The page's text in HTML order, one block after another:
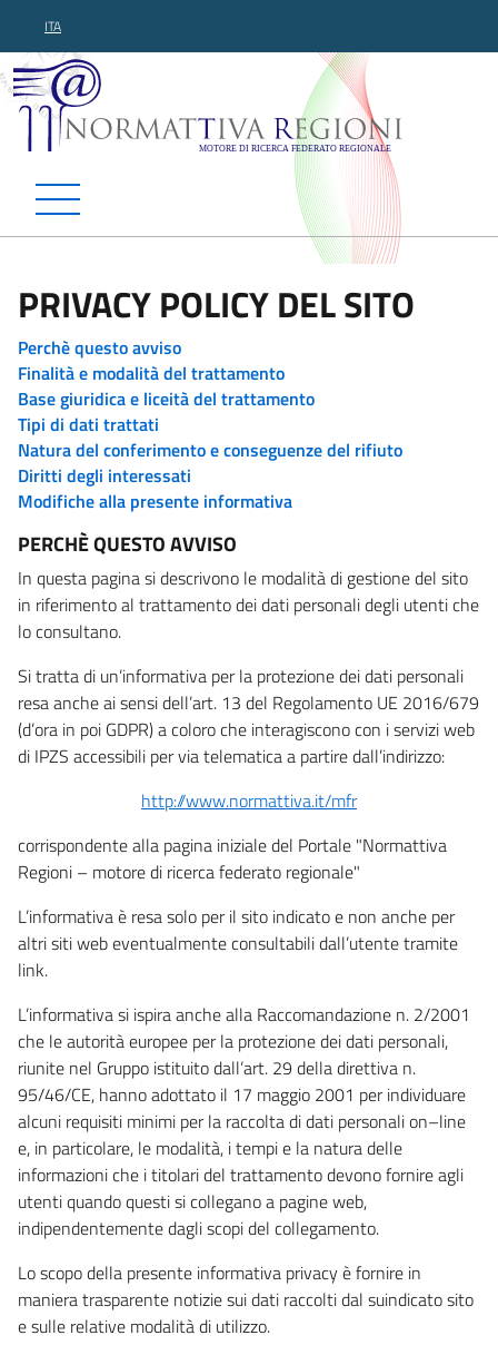
ITA
Normattiva Regioni -
PRIVACY POLICY DEL SITO
Perchè questo avviso
Finalità e modalità del trattamento
Base giuridica e liceità del trattamento
Tipi di dati trattati
Natura del conferimento e conseguenze del rifiuto
Diritti degli interessati
Modifiche alla presente informativa
PERCHÈ QUESTO AVVISO
In questa pagina si descrivono le modalità di gestione del sito
in riferimento al trattamento dei dati personali degli utenti che
lo consultano.
Si tratta di un’informativa per la protezione dei dati personali
resa anche ai sensi dell’art. 13 del Regolamento UE 2016/679
(d’ora in poi GDPR) a coloro che interagiscono con i servizi web
di IPZS accessibili per via telematica a partire dall’indirizzo:
http://www.normattiva.it/mfr
corrispondente alla pagina iniziale del Portale "Normattiva
Regioni – motore di ricerca federato regionale"
L’informativa è resa solo per il sito indicato e non anche per
altri siti web eventualmente consultabili dall’utente tramite
link.
L’informativa si ispira anche alla Raccomandazione n. 2/2001
che le autorità europee per la protezione dei dati personali,
riunite nel Gruppo istituito dall’art. 29 della direttiva n.
95/46/CE, hanno adottato il 17 maggio 2001 per individuare
alcuni requisiti minimi per la raccolta di dati personali on–line
e, in particolare, le modalità, i tempi e la natura delle
informazioni che i titolari del trattamento devono fornire agli
utenti quando questi si collegano a pagine web,
indipendentemente dagli scopi del collegamento.
Lo scopo della presente informativa privacy è fornire in
maniera trasparente notizie sui dati raccolti dal suindicato sito
e sulle relative modalità di utilizzo.